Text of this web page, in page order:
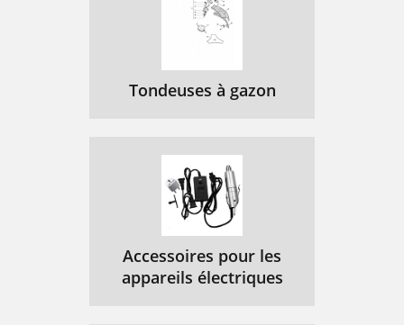
Tondeuses à gazon
Accessoires pour les
appareils électriques